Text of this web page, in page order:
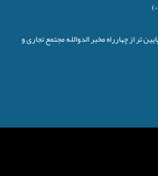
تر از چهارراه مخبر الدوالله مجتمع تجاری و